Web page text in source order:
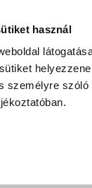
használ
személyre